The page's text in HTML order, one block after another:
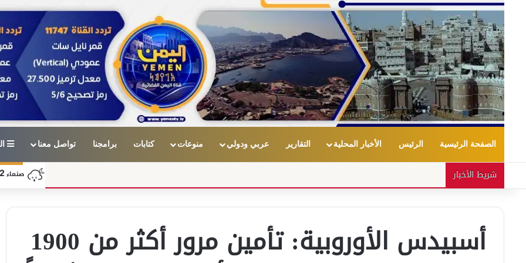
الصفحة الرئيسية الرئيس الأخبار المحلية التقارير عربي ودولي منوعات كتابات برامجنا تواصل معنا
شريط الأخبار صنعاء
أسبيدس الأوروبية: تأمين مرور أكثر من 1900